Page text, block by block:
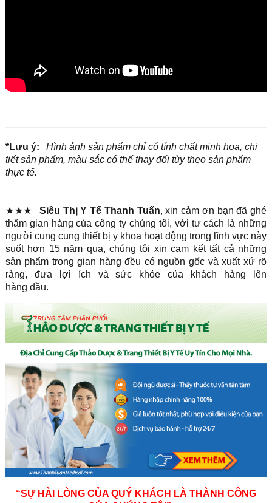
*Lưu ý:
Hình ảnh sản phẩm chỉ có tính chất minh họa, chi
tiết sản phẩm, màu sắc có thể thay đổi tùy theo sản phẩm
thực tế.
★★★ Siêu Thị Y Tế Thanh Tuấn, xin cảm ơn bạn đã ghé
thăm gian hàng của công ty chúng tôi, với tư cách là những
người cung cung thiết bị y khoa hoạt động trong lĩnh vực này
suốt hơn 15 năm qua, chúng tôi xin cam kết tất cả những
sản phẩm trong gian hàng đều có nguồn gốc và xuất xứ rõ
ràng, đưa lợi ích và sức khỏe của khách hàng lên
hàng đầu.
“SỰ HÀI LÒNG CỦA QUÝ KHÁCH LÀ THÀNH CÔNG